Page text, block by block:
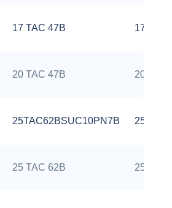
17 TAC 47B 17 mm
20 TAC 47B 20 mm
25TAC62BSUC10PN7B 25 mm
25 TAC 62B 25 mm